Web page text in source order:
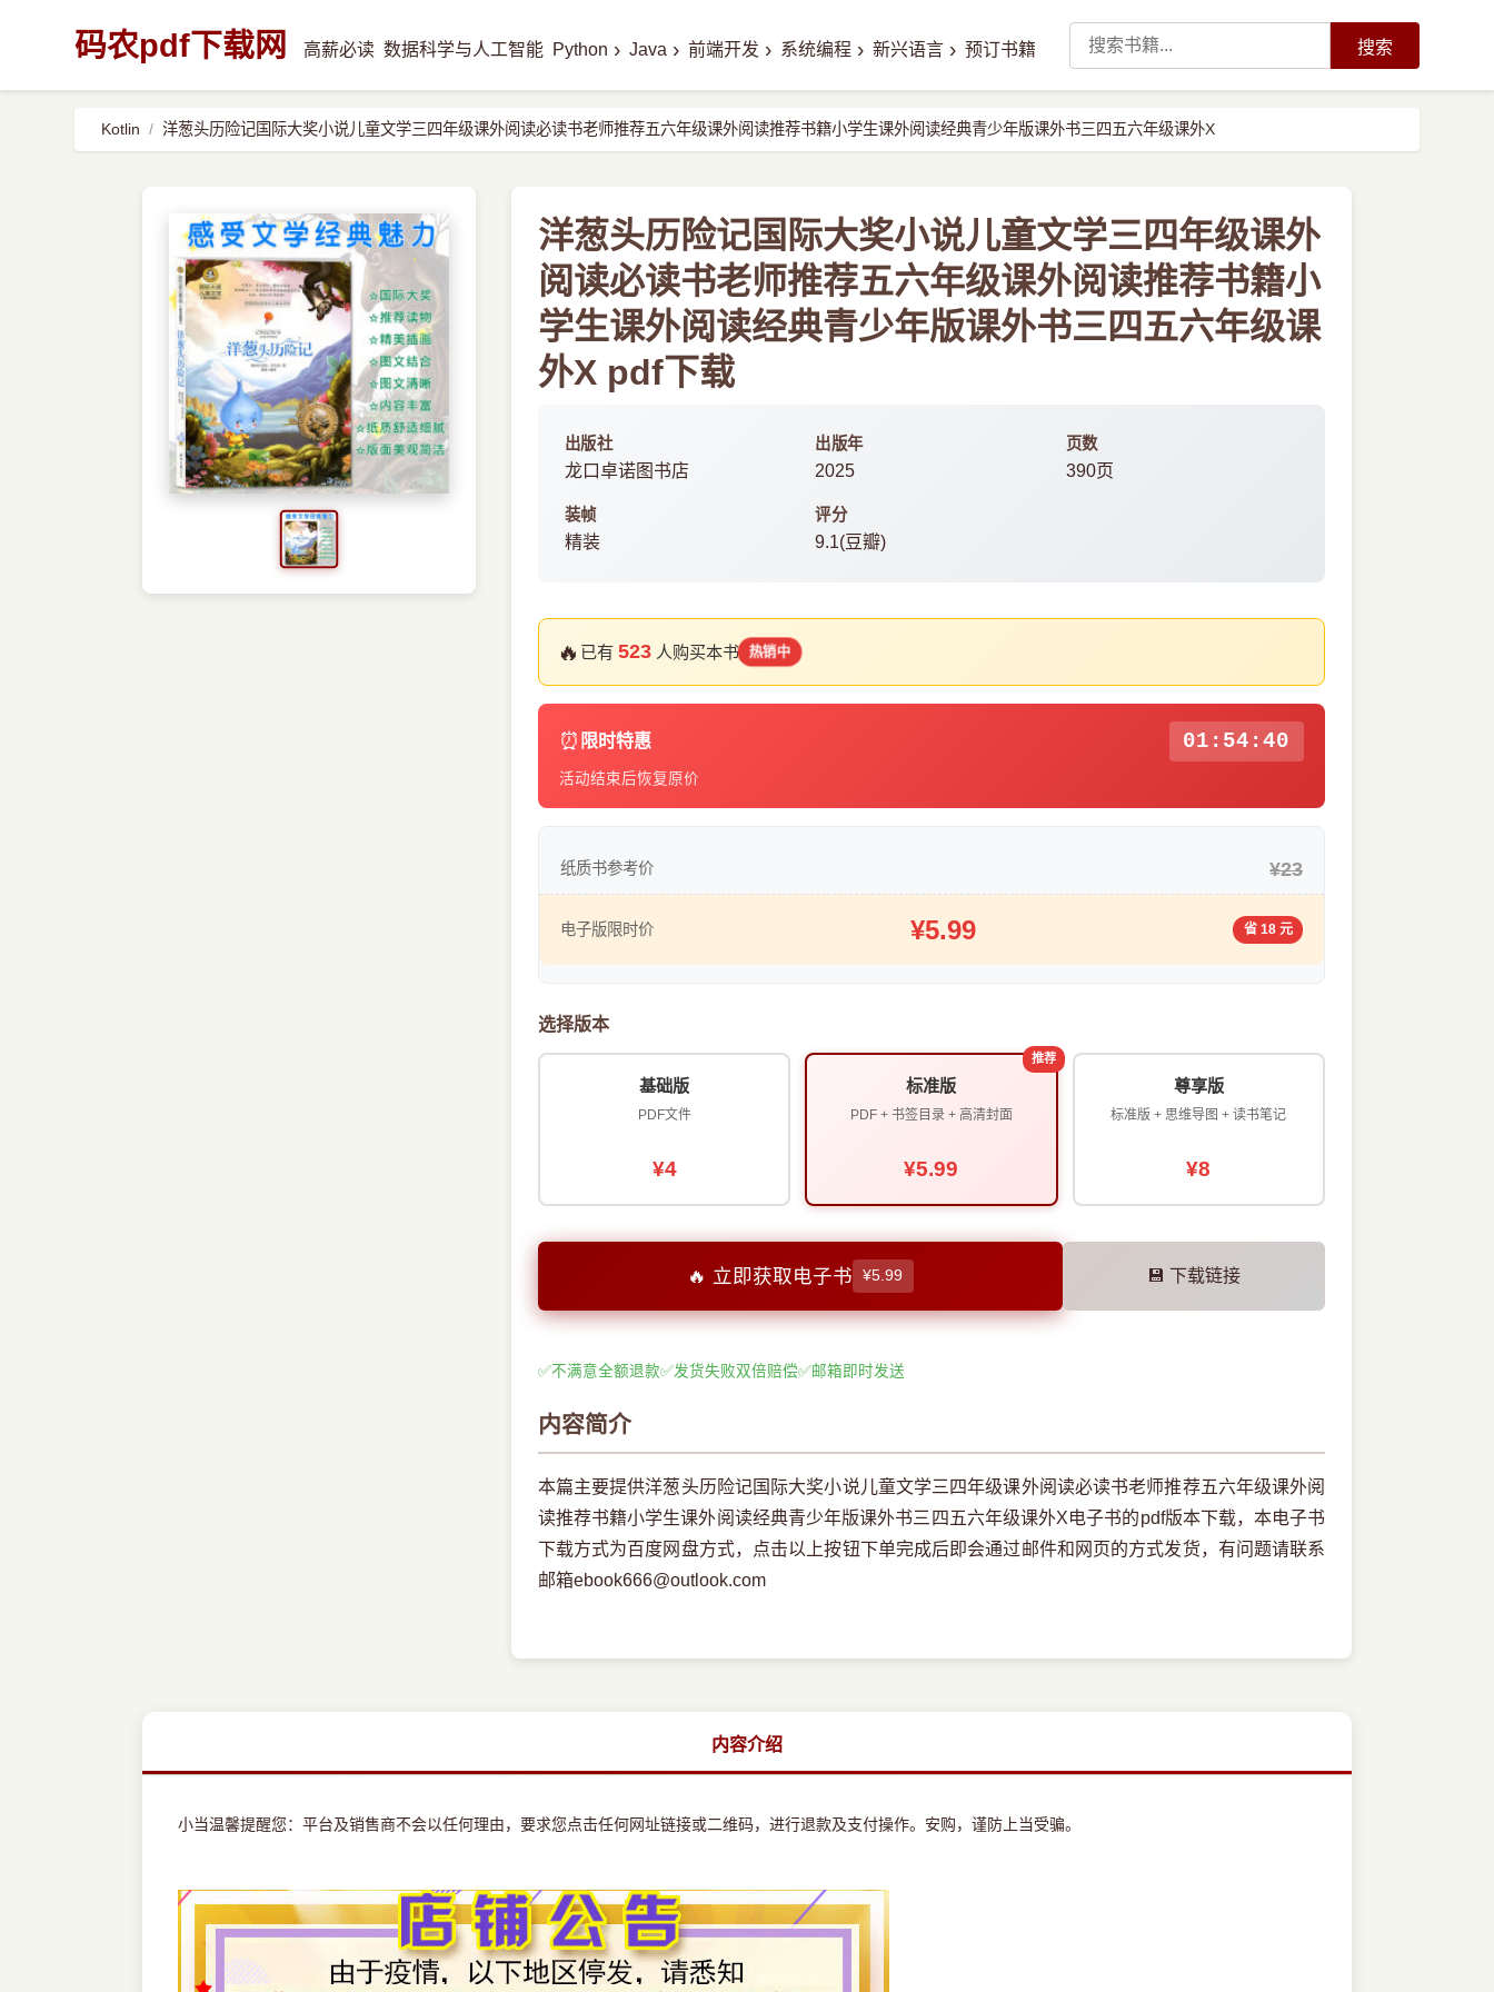
码农pdf下载网 高薪必读 数据科学与人工智能 Python › Java › 前端开发 › 系统编程 › 新兴语言 › 预订书籍 搜索
Kotlin 洋葱头历险记国际大奖小说儿童文学三四年级课外阅读必读书老师推荐五六年级课外阅读推荐书籍小学生课外阅读经典青少年版课外书三四五六年级课外X
洋葱头历险记国际大奖小说儿童文学三四年级课外
阅读必读书老师推荐五六年级课外阅读推荐书籍小
学生课外阅读经典青少年版课外书三四五六年级课
外X pdf下载
出版社
龙口卓诺图书店
出版年
2025
页数
390页
装帧
精装
评分
9.1(豆瓣)
🔥 已有 523人购买本书 热销中
⏰ 限时特惠 01:54:39
活动结束后恢复原价
纸质书参考价 ¥23
电子版限时价 ¥5.99 省 18 元
选择版本
基础版
PDF文件
¥4
推荐
标准版
PDF + 书签目录 + 高清封面
¥5.99
尊享版
标准版 + 思维导图 + 读书笔记
¥8
🔥 立即获取电子书 ¥5.99 💾 下载链接
✅不满意全额退款✅发货失败双倍赔偿✅邮箱即时发送
内容简介
本篇主要提供洋葱头历险记国际大奖小说儿童文学三四年级课外阅读必读书老师推荐五六年级课外阅
读推荐书籍小学生课外阅读经典青少年版课外书三四五六年级课外X电子书的pdf版本下载，本电子书
下载方式为百度网盘方式，点击以上按钮下单完成后即会通过邮件和网页的方式发货，有问题请联系
邮箱ebook666@outlook.com
内容介绍
小当温馨提醒您：平台及销售商不会以任何理由，要求您点击任何网址链接或二维码，进行退款及支付操作。安购，谨防上当受骗。